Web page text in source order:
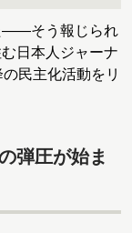
――そう報じられ
日本人ジャーナ
民主化活動をリ
弾圧が始ま